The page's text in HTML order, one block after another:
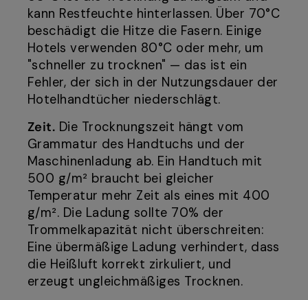
kann Restfeuchte hinterlassen. Über 70°C
beschädigt die Hitze die Fasern. Einige
Hotels verwenden 80°C oder mehr, um
"schneller zu trocknen" — das ist ein
Fehler, der sich in der Nutzungsdauer der
Hotelhandtücher niederschlägt.
Zeit. Die Trocknungszeit hängt vom
Grammatur des Handtuchs und der
Maschinenladung ab. Ein Handtuch mit
500 g/m² braucht bei gleicher
Temperatur mehr Zeit als eines mit 400
g/m². Die Ladung sollte 70% der
Trommelkapazität nicht überschreiten:
Eine übermäßige Ladung verhindert, dass
die Heißluft korrekt zirkuliert, und
erzeugt ungleichmäßiges Trocknen.